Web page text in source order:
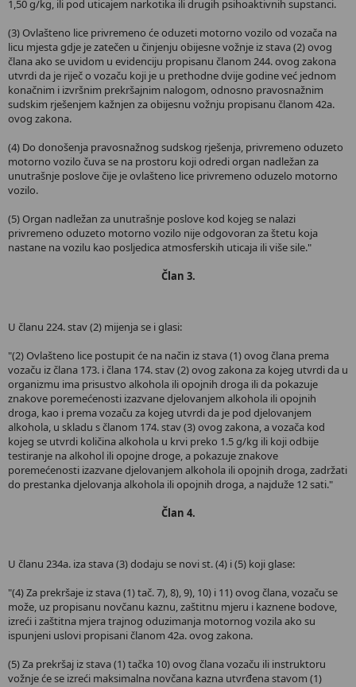
1,50 g/kg, ili pod uticajem narkotika ili drugih psihoaktivnih supstanci.
(3) Ovlašteno lice privremeno će oduzeti motorno vozilo od vozača na
licu mjesta gdje je zatečen u činjenju obijesne vožnje iz stava (2) ovog
člana ako se uvidom u evidenciju propisanu članom 244. ovog zakona
utvrdi da je riječ o vozaču koji je u prethodne dvije godine već jednom
konačnim i izvršnim prekršajnim nalogom, odnosno pravosnažnim
sudskim rješenjem kažnjen za obijesnu vožnju propisanu članom 42a.
ovog zakona.
(4) Do donošenja pravosnažnog sudskog rješenja, privremeno oduzeto
motorno vozilo čuva se na prostoru koji odredi organ nadležan za
unutrašnje poslove čije je ovlašteno lice privremeno oduzelo motorno
vozilo.
(5) Organ nadležan za unutrašnje poslove kod kojeg se nalazi
privremeno oduzeto motorno vozilo nije odgovoran za štetu koja
nastane na vozilu kao posljedica atmosferskih uticaja ili više sile."
Član 3.
U članu 224. stav (2) mijenja se i glasi:
"(2) Ovlašteno lice postupit će na način iz stava (1) ovog člana prema
vozaču iz člana 173. i člana 174. stav (2) ovog zakona za kojeg utvrdi da u
organizmu ima prisustvo alkohola ili opojnih droga ili da pokazuje
znakove poremećenosti izazvane djelovanjem alkohola ili opojnih
droga, kao i prema vozaču za kojeg utvrdi da je pod djelovanjem
alkohola, u skladu s članom 174. stav (3) ovog zakona, a vozača kod
kojeg se utvrdi količina alkohola u krvi preko 1.5 g/kg ili koji odbije
testiranje na alkohol ili opojne droge, a pokazuje znakove
poremećenosti izazvane djelovanjem alkohola ili opojnih droga, zadržati
do prestanka djelovanja alkohola ili opojnih droga, a najduže 12 sati."
Član 4.
U članu 234a. iza stava (3) dodaju se novi st. (4) i (5) koji glase:
"(4) Za prekršaje iz stava (1) tač. 7), 8), 9), 10) i 11) ovog člana, vozaču se
može, uz propisanu novčanu kaznu, zaštitnu mjeru i kaznene bodove,
izreći i zaštitna mjera trajnog oduzimanja motornog vozila ako su
ispunjeni uslovi propisani članom 42a. ovog zakona.
(5) Za prekršaj iz stava (1) tačka 10) ovog člana vozaču ili instruktoru
vožnje će se izreći maksimalna novčana kazna utvrđena stavom (1)